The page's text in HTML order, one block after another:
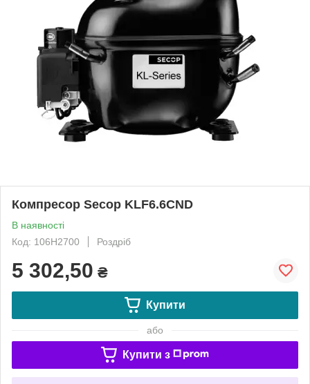
Компресор Secop KLF6.6CND
В наявності
Код: 106H2700
Роздріб
5 302,50 ₴
Купити
або
Купити з